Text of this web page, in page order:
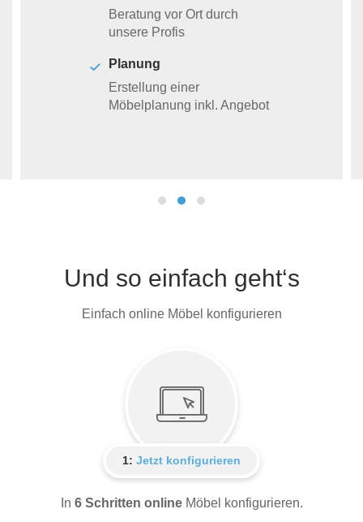
Beratung vor Ort durch
unsere Profis
Planung
Erstellung einer
Möbelplanung inkl. Angebot
Und so einfach geht‘s
Einfach online Möbel konfigurieren
1: Jetzt konfigurieren
In 6 Schritten online Möbel konfigurieren.